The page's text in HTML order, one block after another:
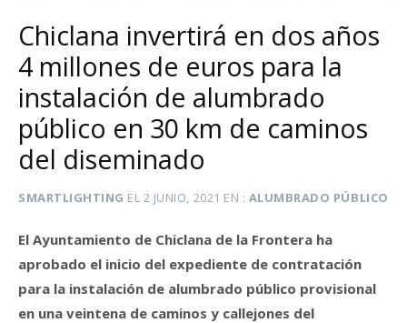
Chiclana invertirá en dos años
4 millones de euros para la
instalación de alumbrado
público en 30 km de caminos
del diseminado
SMARTLIGHTING EL 2 JUNIO, 2021 EN ALUMBRADO PÚBLICO
El Ayuntamiento de Chiclana de la Frontera ha
aprobado el inicio del expediente de contratación
para la instalación de alumbrado público provisional
en una veintena de caminos y callejones del